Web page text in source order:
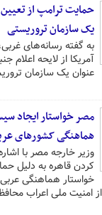
حمایت ترامپ از
یک سازمان تروریستی
به گفته رسانه‌های
آمریکا از لایحه اعلام
عنوان یک سازمان
مصر خواستار ایجاد
هماهنگی کشورهای
وزیر خارجه مصر با
کردن قاهره به دلیل
خواستار هماهنگی
امنیت ملی اعراب